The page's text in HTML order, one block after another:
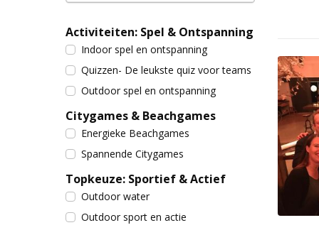
Activiteiten: Spel & Ontspanning
Indoor spel en ontspanning
Quizzen- De leukste quiz voor teams
Outdoor spel en ontspanning
Citygames & Beachgames
Energieke Beachgames
Spannende Citygames
Topkeuze: Sportief & Actief
Outdoor water
Outdoor sport en actie